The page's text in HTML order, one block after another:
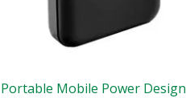
Portable Mobile Power Design